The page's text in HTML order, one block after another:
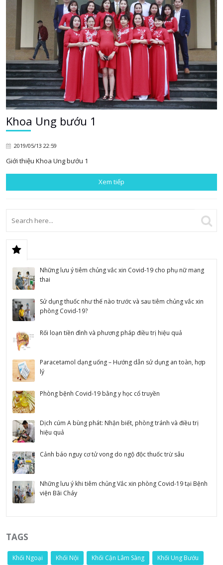
Khoa Ung bướu 1
2019/05/13 22:59
Giới thiệu Khoa Ung bướu 1
Xem tiếp
Những lưu ý tiêm chủng vắc xin Covid-19 cho phụ nữ mang
thai
Sử dụng thuốc như thế nào trước và sau tiêm chủng vắc xin
phòng Covid-19?
Rối loạn tiền đình và phương pháp điều trị hiệu quả
Paracetamol dạng uống – Hướng dẫn sử dụng an toàn, hợp
lý
Phòng bệnh Covid-19 bằng y học cổ truyền
Dịch cúm A bùng phát: Nhận biết, phòng tránh và điều trị
hiệu quả
Cảnh báo nguy cơ tử vong do ngộ độc thuốc trừ sâu
Những lưu ý khi tiêm chủng Vắc xin phòng Covid-19 tại Bệnh
viện Bãi Cháy
TAGS
Khối Ngoại Khối Nội Khối Cận Lâm Sàng
Khối Ung Bướu